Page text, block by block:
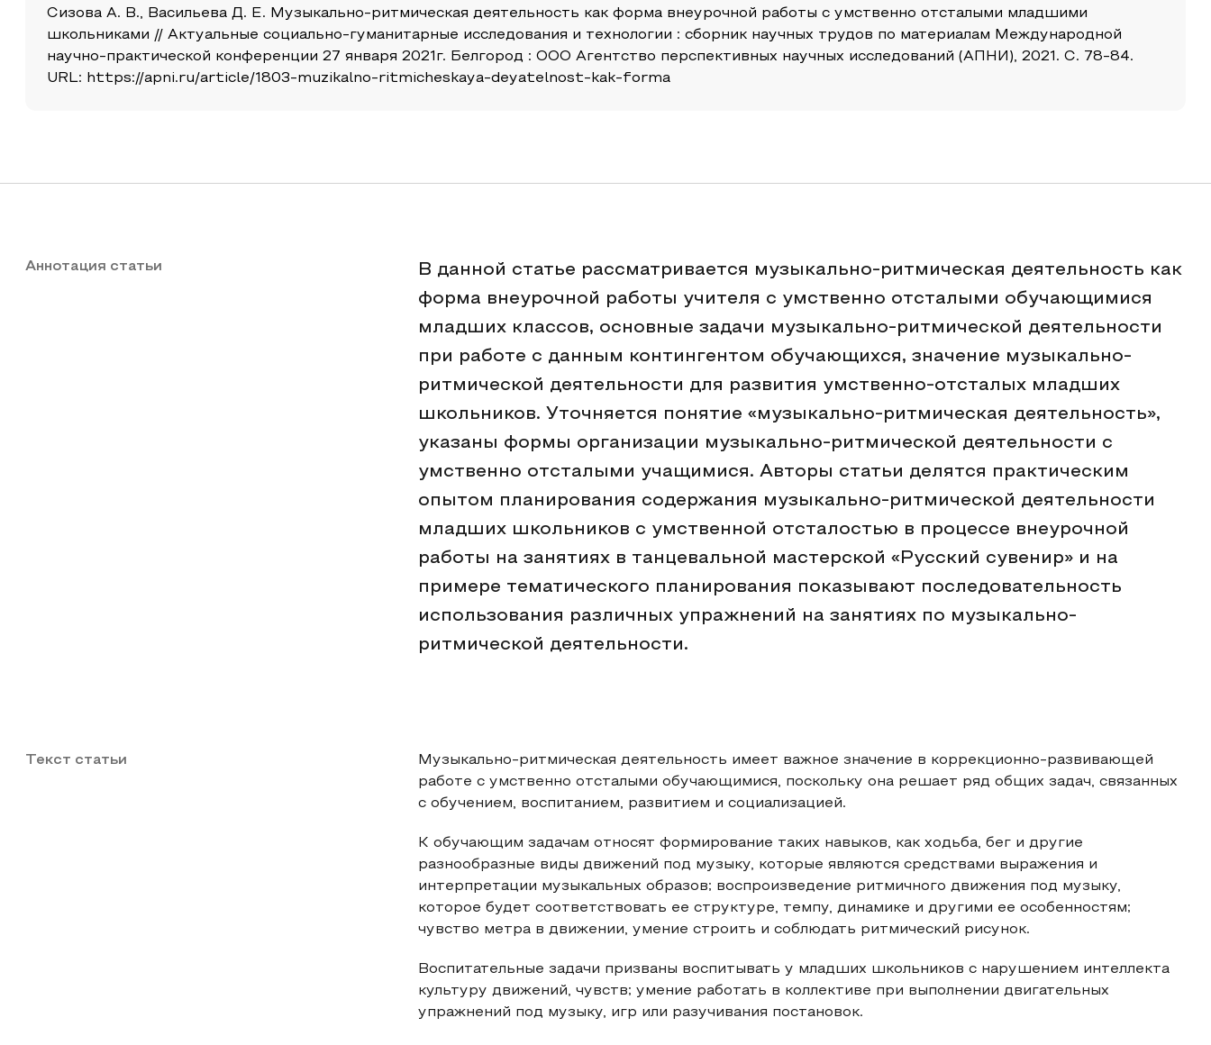
Сизова А. В., Васильева Д. Е. Музыкально-ритмическая деятельность как форма внеурочной работы с умственно отсталыми младшими
школьниками // Актуальные социально-гуманитарные исследования и технологии : сборник научных трудов по материалам Международной
научно-практической конференции 27 января 2021г. Белгород : ООО Агентство перспективных научных исследований (АПНИ), 2021. С. 78-84.
URL: https://apni.ru/article/1803-muzikalno-ritmicheskaya-deyatelnost-kak-forma
Аннотация статьи
В данной статье рассматривается музыкально-ритмическая деятельность как
форма внеурочной работы учителя с умственно отсталыми обучающимися
младших классов, основные задачи музыкально-ритмической деятельности
при работе с данным контингентом обучающихся, значение музыкально-
ритмической деятельности для развития умственно-отсталых младших
школьников. Уточняется понятие «музыкально-ритмическая деятельность»,
указаны формы организации музыкально-ритмической деятельности с
умственно отсталыми учащимися. Авторы статьи делятся практическим
опытом планирования содержания музыкально-ритмической деятельности
младших школьников с умственной отсталостью в процессе внеурочной
работы на занятиях в танцевальной мастерской «Русский сувенир» и на
примере тематического планирования показывают последовательность
использования различных упражнений на занятиях по музыкально-
ритмической деятельности.
Текст статьи
Музыкально-ритмическая деятельность имеет важное значение в коррекционно-развивающей
работе с умственно отсталыми обучающимися, поскольку она решает ряд общих задач, связанных
с обучением, воспитанием, развитием и социализацией.
К обучающим задачам относят формирование таких навыков, как ходьба, бег и другие
разнообразные виды движений под музыку, которые являются средствами выражения и
интерпретации музыкальных образов; воспроизведение ритмичного движения под музыку,
которое будет соответствовать ее структуре, темпу, динамике и другими ее особенностям;
чувство метра в движении, умение строить и соблюдать ритмический рисунок.
Воспитательные задачи призваны воспитывать у младших школьников с нарушением интеллекта
культуру движений, чувств; умение работать в коллективе при выполнении двигательных
упражнений под музыку, игр или разучивания постановок.